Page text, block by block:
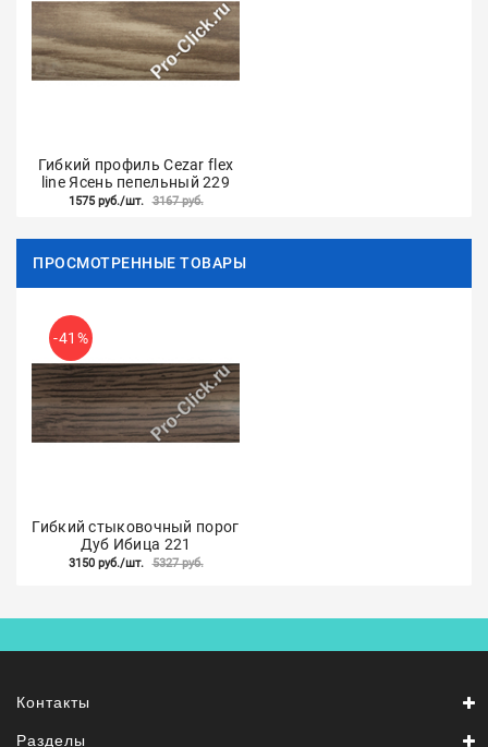
Гибкий профиль Cezar flex
line Ясень пепельный 229
1575 руб./шт. 3167 руб.
ПРОСМОТРЕННЫЕ ТОВАРЫ
Гибкий стыковочный порог
Дуб Ибица 221
3150 руб./шт. 5327 руб.
-41%
Контакты
Разделы